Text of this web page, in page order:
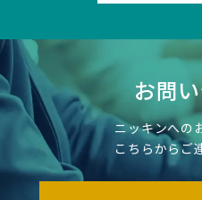
お問
ニッキンへの
こちらからご